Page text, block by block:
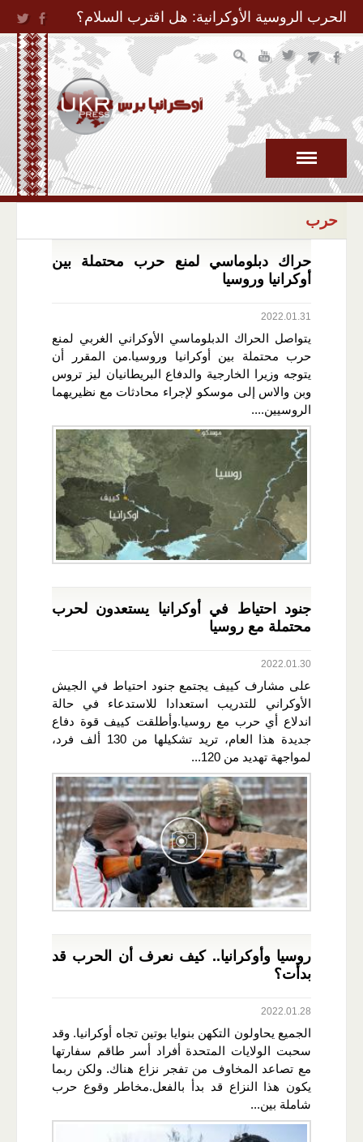
Jump to Navigation
الحرب الروسية الأوكرانية: هل اقترب السلام؟
حرب
حراك دبلوماسي لمنع حرب محتملة بين
أوكرانيا وروسيا
2022.01.31
يتواصل الحراك الدبلوماسي الأوكراني الغربي لمنع
حرب محتملة بين أوكرانيا وروسيا.من المقرر أن
يتوجه وزيرا الخارجية والدفاع البريطانيان ليز تروس
وبن والاس إلى موسكو لإجراء محادثات مع نظيريهما
الروسيين....
جنود احتياط في أوكرانيا يستعدون لحرب
محتملة مع روسيا
2022.01.30
على مشارف كييف يجتمع جنود احتياط في الجيش
الأوكراني للتدريب استعدادا للاستدعاء في حالة
اندلاع أي حرب مع روسيا.وأطلقت كييف قوة دفاع
جديدة هذا العام، تريد تشكيلها من 130 ألف فرد،
لمواجهة تهديد من 120...
روسيا وأوكرانيا.. كيف نعرف أن الحرب قد
بدأت؟
2022.01.28
الجميع يحاولون التكهن بنوايا بوتين تجاه أوكرانيا. وقد
سحبت الولايات المتحدة أفراد أسر طاقم سفارتها
مع تصاعد المخاوف من تفجر نزاع هناك. ولكن ربما
يكون هذا النزاع قد بدأ بالفعل.مخاطر وقوع حرب
شاملة بين...